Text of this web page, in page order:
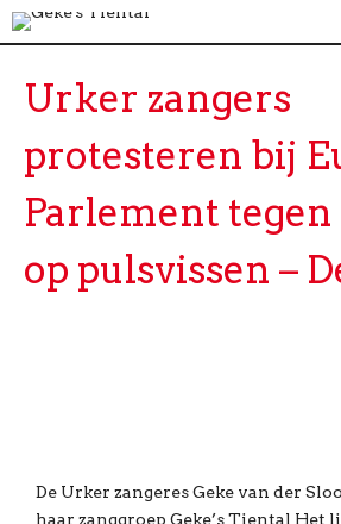
Urker zangers
protesteren bij
Parlement
op pulsvissen –
De Urker zangeres Geke van der
haar zanggroep Geke’s Tiental Het